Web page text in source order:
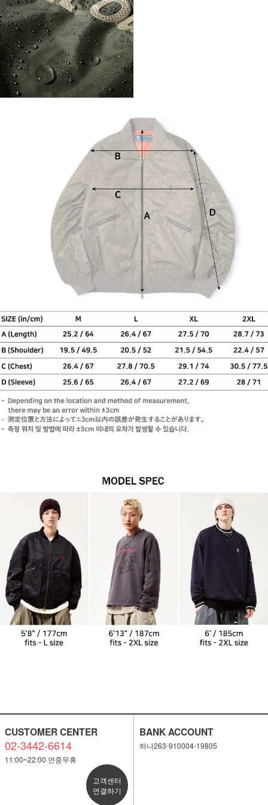
CUSTOMER CENTER
02-3442-6614
11:00~22:00 연중무휴
고객센터
연결하기
BANK ACCOUNT
하나263-910004-19805